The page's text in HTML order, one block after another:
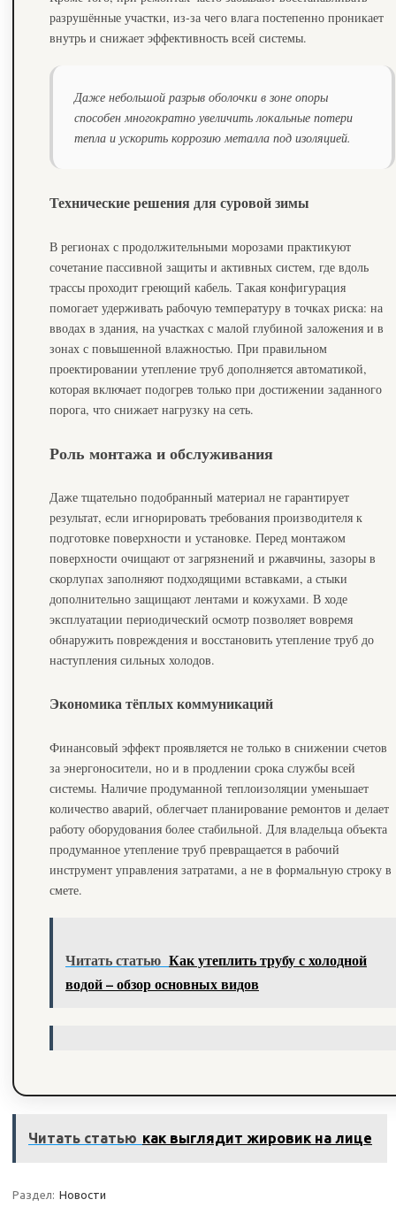
разрушённые участки, из‑за чего влага постепенно проникает
внутрь и снижает эффективность всей системы.
Даже небольшой разрыв оболочки в зоне опоры
способен многократно увеличить локальные потери
тепла и ускорить коррозию металла под изоляцией.
Технические решения для суровой зимы
В регионах с продолжительными морозами практикуют
сочетание пассивной защиты и активных систем, где вдоль
трассы проходит греющий кабель. Такая конфигурация
помогает удерживать рабочую температуру в точках риска: на
вводах в здания, на участках с малой глубиной заложения и в
зонах с повышенной влажностью. При правильном
проектировании утепление труб дополняется автоматикой,
которая включает подогрев только при достижении заданного
порога, что снижает нагрузку на сеть.
Роль монтажа и обслуживания
Даже тщательно подобранный материал не гарантирует
результат, если игнорировать требования производителя к
подготовке поверхности и установке. Перед монтажом
поверхности очищают от загрязнений и ржавчины, зазоры в
скорлупах заполняют подходящими вставками, а стыки
дополнительно защищают лентами и кожухами. В ходе
эксплуатации периодический осмотр позволяет вовремя
обнаружить повреждения и восстановить утепление труб до
наступления сильных холодов.
Экономика тёплых коммуникаций
Финансовый эффект проявляется не только в снижении счетов
за энергоносители, но и в продлении срока службы всей
системы. Наличие продуманной теплоизоляции уменьшает
количество аварий, облегчает планирование ремонтов и делает
работу оборудования более стабильной. Для владельца объекта
продуманное утепление труб превращается в рабочий
инструмент управления затратами, а не в формальную строку в
смете.
Читать статью Как утеплить трубу с холодной
водой – обзор основных видов
Читать статью как выглядит жировик на лице
Раздел: Новости